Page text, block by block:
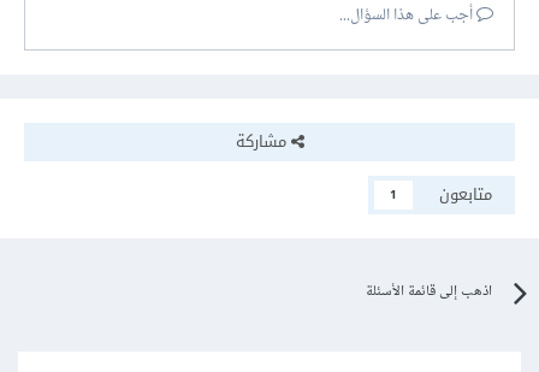
أجب على هذا السؤال...
مشاركة
متابعون
1
اذهب إلى قائمة الأسئلة